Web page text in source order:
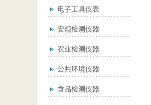
电子工具仪表
安规检测仪器
农业检测仪器
公共环境仪器
食品检测仪器